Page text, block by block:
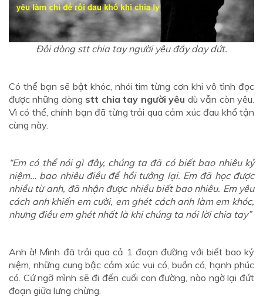
Đôi dòng stt chia tay người yêu đầy day dứt.
Có thể bạn sẽ bật khóc, nhói tim từng cơn khi vô tình đọc
được những dòng stt chia tay người yêu dù vẫn còn yêu.
Vì có thể, chính bạn đã từng trải qua cảm xúc đau khổ tận
cùng này.
“Em có thể nói gì đây, chúng ta đã có biết bao nhiêu kỷ
niệm… bao nhiêu điều để hồi tưởng lại. Em đã học được
nhiều từ anh, đã nhận được nhiều biết bao nhiêu. Em yêu
cách anh khiến em cười, em ghét cách anh làm em khóc,
nhưng điều em ghét nhất là khi chúng ta nói lời chia tay”
Anh à! Mình đã trải qua cả 1 đoạn đường với biết bao kỷ
niệm, những cung bậc cảm xúc vui có, buồn có, hạnh phúc
có. Cứ ngỡ mình sẽ đi đến cuối con đường, nào ngờ lại đứt
đoạn giữa lưng chừng.